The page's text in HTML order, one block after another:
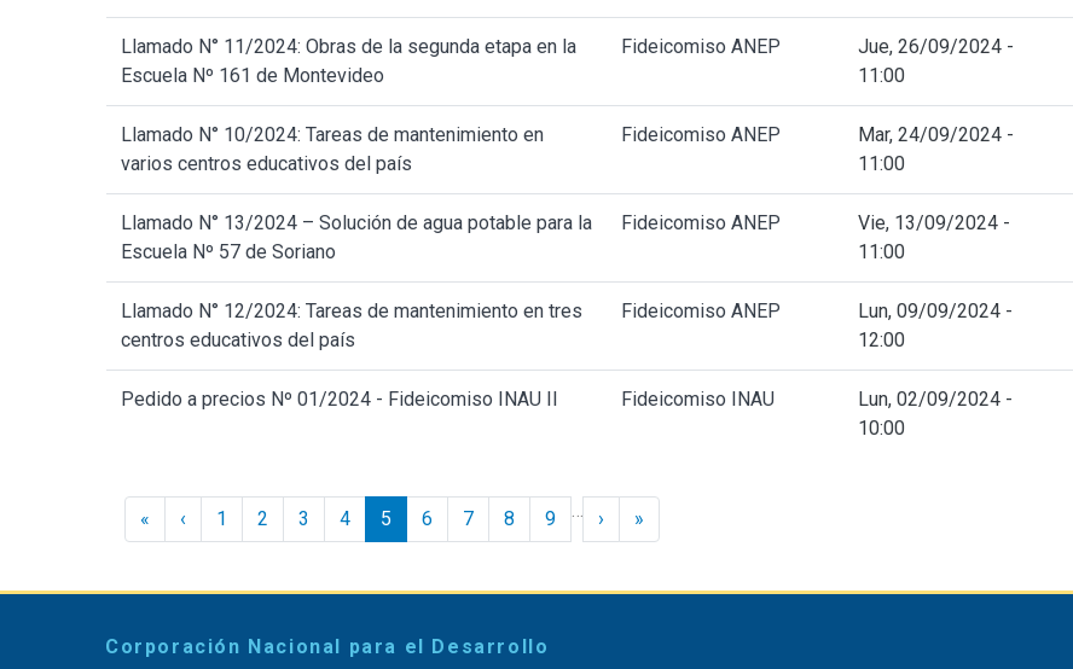
Llamado N° 11/2024: Obras de la segunda etapa en la
Escuela Nº 161 de Montevideo
Fideicomiso ANEP
Jue, 26/09/2024 -
11:00
Llamado N° 10/2024: Tareas de mantenimiento en
varios centros educativos del país
Fideicomiso ANEP
Mar, 24/09/2024 -
11:00
Llamado N° 13/2024 – Solución de agua potable para la
Escuela Nº 57 de Soriano
Fideicomiso ANEP
Vie, 13/09/2024 -
11:00
Llamado N° 12/2024: Tareas de mantenimiento en tres
centros educativos del país
Fideicomiso ANEP
Lun, 09/09/2024 -
12:00
Pedido a precios Nº 01/2024 - Fideicomiso INAU II Fideicomiso INAU
Lun, 02/09/2024 -
10:00
Paginación
« « Inicio
‹ ‹ Anterior
1 2 3 4 5 6 7 8 9 › Siguiente ›
»
Corporación Nacional para el Desarrollo